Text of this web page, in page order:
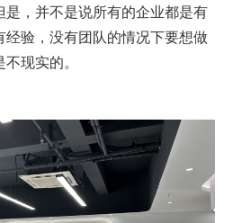
，并不是说所有的企业都是有
验，没有团队的情况下要想做
现实的。